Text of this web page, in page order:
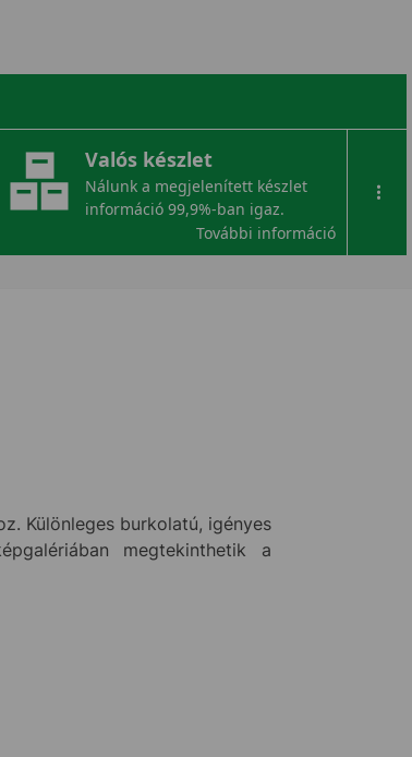
Valós készlet
Nálunk a megjelenített készlet
információ 99,9%-ban igaz.
További információ
...
Különleges burkolatú, igényes
megtekinthetik a